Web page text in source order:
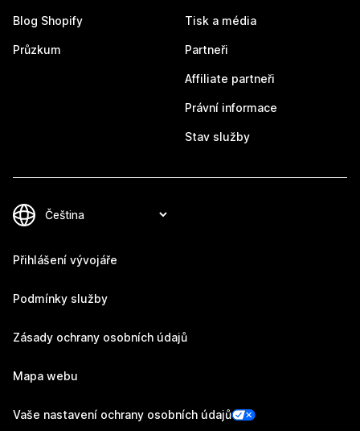
Blog Shopify
Průzkum
Tisk a média
Partneři
Affiliate partneři
Právní informace
Stav služby
Přihlášení vývojáře
Podmínky služby
Zásady ochrany osobních údajů
Mapa webu
Vaše nastavení ochrany osobních údajů